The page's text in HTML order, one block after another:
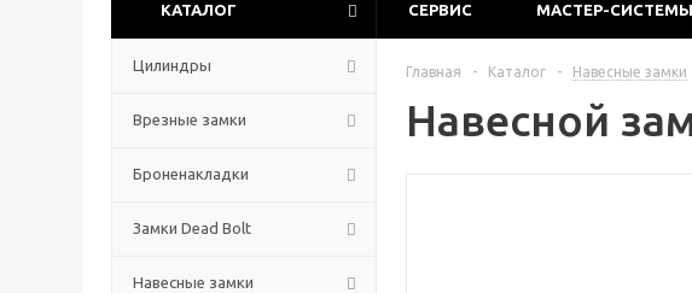
КАТАЛОГ СЕРВИС МАСТЕР-СИСТЕМЫ
Цилиндры
Врезные замки
Броненакладки
Замки Dead Bolt
Навесные замки
Главная - Каталог - Навесные замки
Навесной